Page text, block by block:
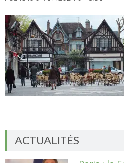
ACTUALITÉS